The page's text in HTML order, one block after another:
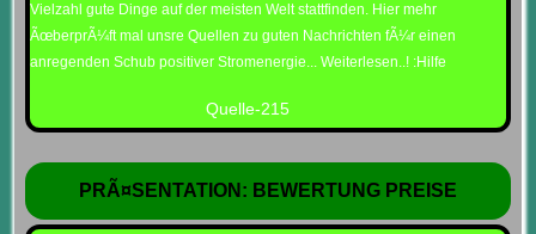
Vielzahl gute Dinge auf der meisten Welt stattfinden. Hier mehr
ÃœberprÃ¼ft mal unsre Quellen zu guten Nachrichten fÃ¼r einen
anregenden Schub positiver Stromenergie... Weiterlesen..! :Hilfe
Quelle-215
PRÃ¤SENTATION: BEWERTUNG PREISE